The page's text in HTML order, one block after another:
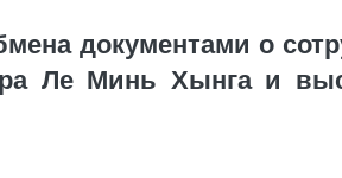
документами о
Ле Минь Хынга и